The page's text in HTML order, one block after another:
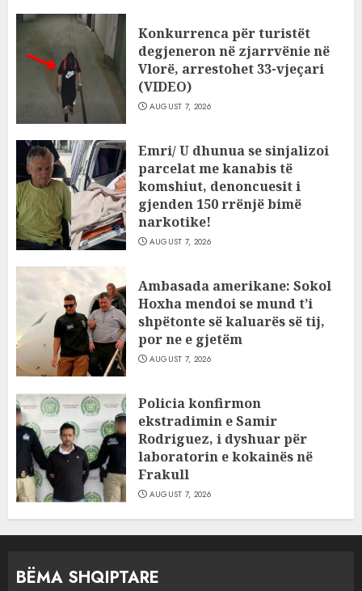
Konkurrenca për turistët
degjeneron në zjarrvënie në
Vlorë, arrestohet 33-vjeçari
(VIDEO)
AUGUST 7, 2026
Emri/ U dhunua se sinjalizoi
parcelat me kanabis të
komshiut, denoncuesit i
gjenden 150 rrënjë bimë
narkotike!
AUGUST 7, 2026
Ambasada amerikane: Sokol
Hoxha mendoi se mund t’i
shpëtonte së kaluarës së tij,
por ne e gjetëm
AUGUST 7, 2026
Policia konfirmon
ekstradimin e Samir
Rodriguez, i dyshuar për
laboratorin e kokainës në
Frakull
AUGUST 7, 2026
BËMA SHQIPTARE